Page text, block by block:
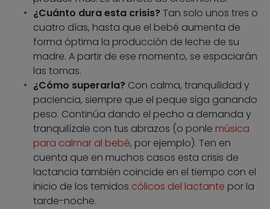
¿Cuánto dura esta crisis? Tan solo unos tres o
cuatro días, hasta que el bebé aumenta de
forma óptima la producción de leche de su
madre. A partir de ese momento, se espaciarán
las tomas.
¿Cómo superarla? Con calma, tranquilidad y
paciencia, siempre que el peque siga ganando
peso. Continúa dando el pecho a demanda y
tranquilízale con tus abrazos (o ponle música
para calmar al bebé, por ejemplo). Ten en
cuenta que en muchos casos esta crisis de
lactancia también coincide en el tiempo con el
inicio de los temidos cólicos del lactante por la
tarde-noche.